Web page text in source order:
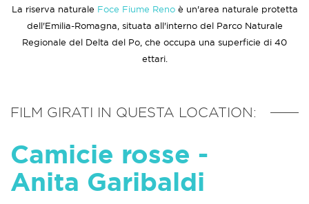
La riserva naturale Foce Fiume Renoè un'area naturale protetta
dell'Emilia-Romagna, situata all'interno del Parco Naturale
Regionale del Delta del Po, che occupa una superficie di 40
ettari.
FILM GIRATI IN QUESTA LOCATION:
Camicie rosse -
Anita Garibaldi